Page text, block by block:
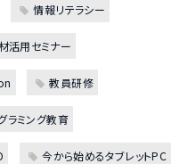
情報リテラシー
活用セミナー
教員研修
ラミング教育
今から始めるタブレットPC